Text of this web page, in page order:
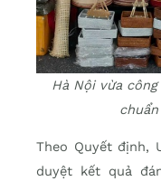
Hà Nội vừa
Theo Quyết định,
duyệt kết quả